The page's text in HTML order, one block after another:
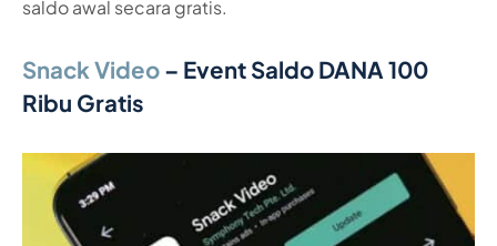
saldo awal secara gratis.
Snack Video– Event Saldo DANA 100
Ribu Gratis